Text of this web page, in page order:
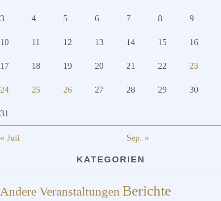
3 4 5 6 7 8 9
10 11 12 13 14 15 16
17 18 19 20 21 22 23
24 25 26 27 28 29 30
31
« Juli Sep. »
KATEGORIEN
Andere Veranstaltungen Berichte